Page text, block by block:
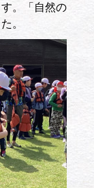
。「自然の
。